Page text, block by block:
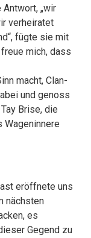
Antwort, „wir
verheiratet
fügte sie mit
mich, dass
macht, Clan-
und genoss
Brise, die
eröffnete uns
nächsten
es
Gegend zu